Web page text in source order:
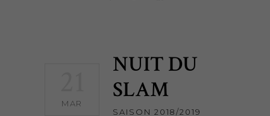
MAR
NUIT DU
SLAM
SAISON 2018/2019